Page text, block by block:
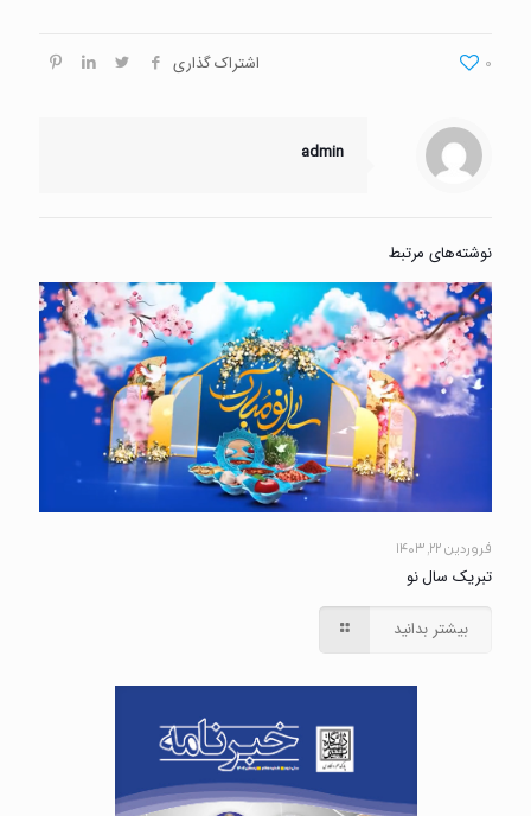
اشتراک گذاری 0
admin
نوشته‌های مرتبط
فروردین ۲۲, ۱۴۰۳
تبریک سال نو
بیشتر بدانید